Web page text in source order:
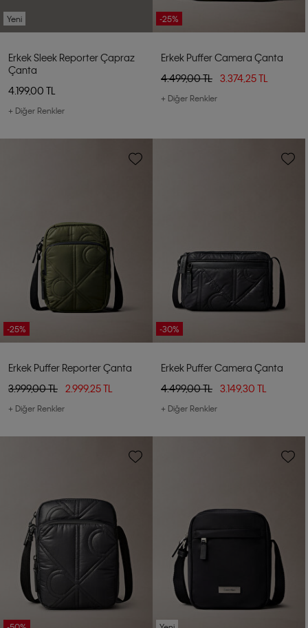
Yeni
Erkek Sleek Reporter Çapraz
Çanta
4.199,00 TL
+ Diğer Renkler
-25%
Erkek Puffer Camera Çanta
4.499,00 TL
3.374,25 TL
+ Diğer Renkler
-25%
Erkek Puffer Reporter Çanta
3.999,00 TL
2.999,25 TL
+ Diğer Renkler
-30%
Erkek Puffer Camera Çanta
4.499,00 TL
3.149,30 TL
+ Diğer Renkler